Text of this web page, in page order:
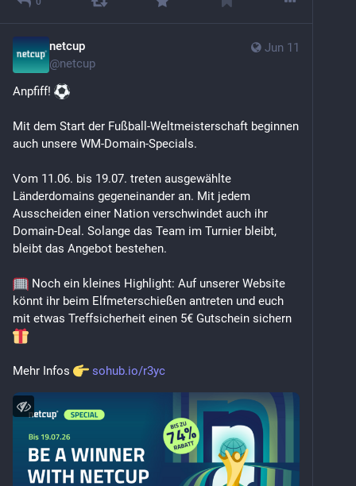
Jun 11
netcup
@netcup
Anpfiff!
Mit dem Start der Fußball-Weltmeisterschaft beginnen
auch unsere WM-Domain-Specials.
Vom 11.06. bis 19.07. treten ausgewählte
Länderdomains gegeneinander an. Mit jedem
Ausscheiden einer Nation verschwindet auch ihr
Domain-Deal. Solange das Team im Turnier bleibt,
bleibt das Angebot bestehen.
Noch ein kleines Highlight: Auf unserer Website
könnt ihr beim Elfmeterschießen antreten und euch
mit etwas Treffsicherheit einen 5€ Gutschein sichern
Mehr Infos sohub.io/r3yc